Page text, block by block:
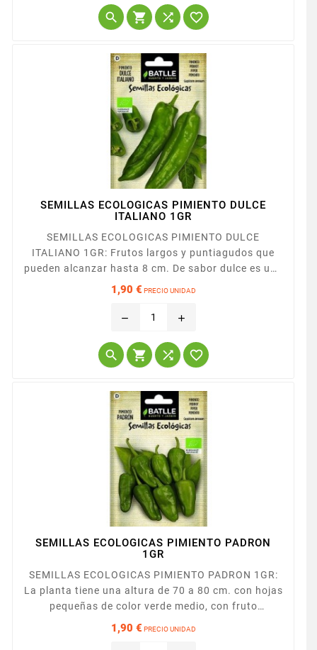
   
SEMILLAS ECOLOGICAS PIMIENTO DULCE
ITALIANO 1GR
SEMILLAS ECOLOGICAS PIMIENTO DULCE
ITALIANO 1GR: Frutos largos y puntiagudos que
pueden alcanzar hasta 8 cm. De sabor dulce es una
de las mejores variedades para pimiento frito.
1,90 € PRECIO UNIDAD
remove add
   
SEMILLAS ECOLOGICAS PIMIENTO PADRON
1GR
SEMILLAS ECOLOGICAS PIMIENTO PADRON 1GR:
La planta tiene una altura de 70 a 80 cm. con hojas
pequeñas de color verde medio, con fruto
triangular, punta roma.
1,90 € PRECIO UNIDAD